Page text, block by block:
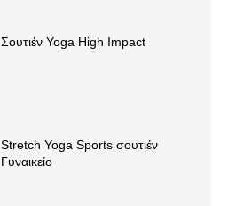
Σουτιέν Yoga High Impact
Stretch Yoga Sports σουτιέν
Γυναικείο